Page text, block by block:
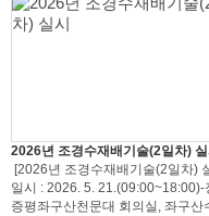
2026년 조경수재배기술(2일차) 실
[2026년 조경수재배기술(2일차)
일시 : 2026. 5. 21.(09:00~18:00)-
증평좌구산천문대 회의실, 좌구산